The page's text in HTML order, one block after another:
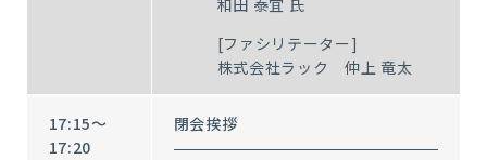
[ファシリテーター]
株式会社ラック 仲上​ 竜太
17:15～
17:20
閉会挨拶